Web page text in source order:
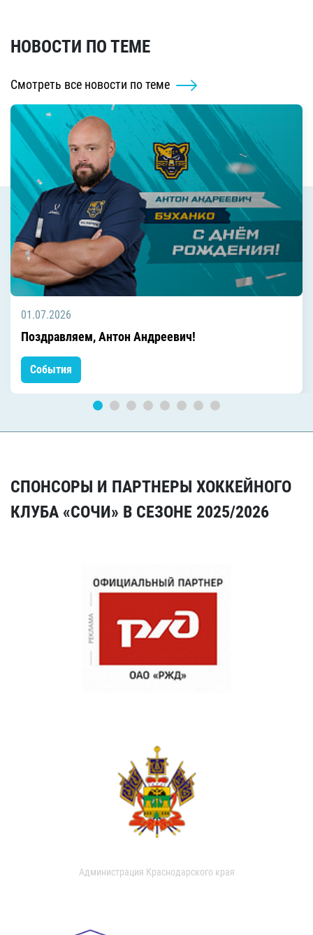
НОВОСТИ ПО ТЕМЕ
Смотреть все новости по теме
01.07.2026
Поздравляем, Антон Андреевич!
События
СПОНСОРЫ И ПАРТНЕРЫ ХОККЕЙНОГО
КЛУБА «СОЧИ» В СЕЗОНЕ 2025/2026
Администрация Краснодарского края